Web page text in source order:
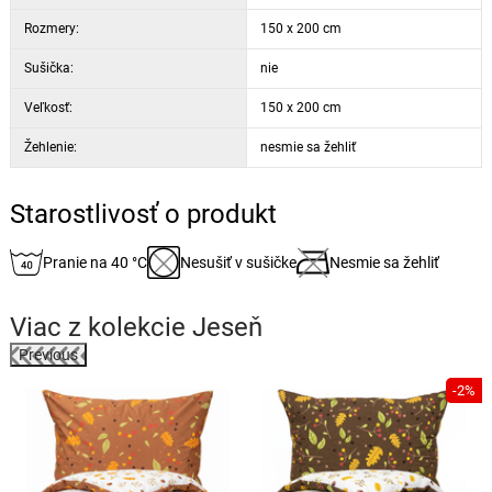
Rozmery: 150 x 200 cm
Sušička: nie
Veľkosť: 150 x 200 cm
Žehlenie: nesmie sa žehliť
Starostlivosť o produkt
Pranie na 40 °C Nesušiť v sušičke Nesmie sa žehliť
Viac z kolekcie Jeseň
Previous
-2%